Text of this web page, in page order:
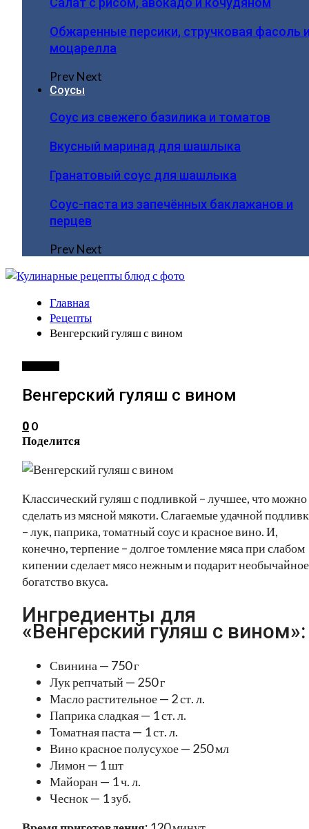
Обжаренные персики, стручковая фасоль
моцарелла
PrevNext
Соусы
Соус из свежего базилика и томатов
Вкусный маринад для шашлыка
Гранатовый соус для шашлыка
Соус-паста из запечённых баклажанов и
перцев
PrevNext
Главная
Рецепты
Венгерский гуляш с вином
Венгерский гуляш с вином
0 0
Поделится
Классический гуляш с подливкой – лучшее, что можно
сделать из мясной мякоти. Слагаемые удачной
– лук, паприка, томатный соус и красное вино. И,
конечно, терпение – долгое томление мяса при слабом
кипении сделает мясо нежным и подарит необычайное
богатство вкуса.
Ингредиенты для
«Венгерский гуляш с вином»:
Свинина — 750 г
Лук репчатый — 250 г
Масло растительное — 2 ст. л.
Паприка сладкая — 1 ст. л.
Томатная паста — 1 ст. л.
Вино красное полусухое — 250 мл
Лимон — 1 шт
Майоран — 1 ч. л.
Чеснок — 1 зуб.